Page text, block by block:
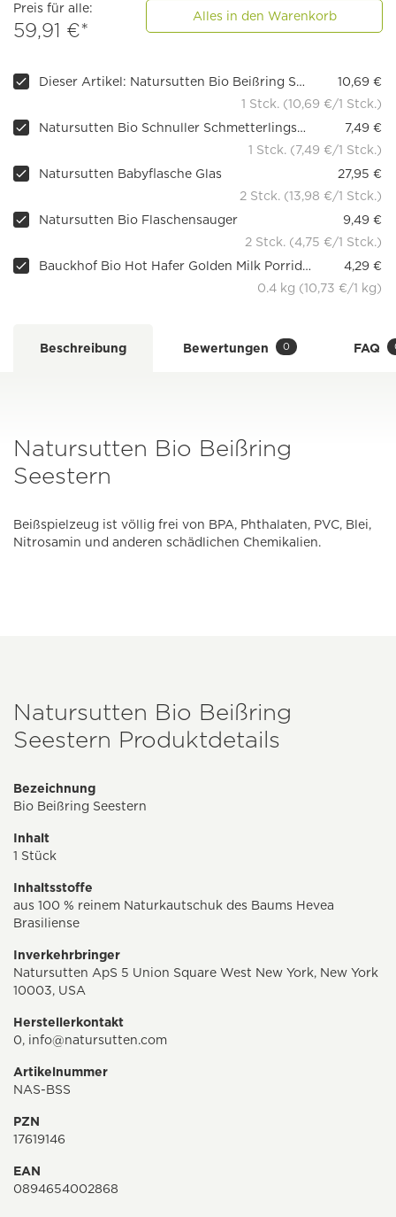
Preis für alle:
59,91 €*
Alles in den Warenkorb
Dieser Artikel: Natursutten Bio Beißring Seestern
10,69 €
1 Stck. (10,69 €/1 Stck.)
Natursutten Bio Schnuller Schmetterlingsschild, kiefergerecht
7,49 €
1 Stck. (7,49 €/1 Stck.)
Natursutten Babyflasche Glas
27,95 €
2 Stck. (13,98 €/1 Stck.)
Natursutten Bio Flaschensauger
9,49 €
2 Stck. (4,75 €/1 Stck.)
Bauckhof Bio Hot Hafer Golden Milk Porridge, 400g
4,29 €
0.4 kg (10,73 €/1 kg)
Beschreibung Bewertungen 0 FAQ
Natursutten Bio Beißring
Seestern
Beißspielzeug ist völlig frei von BPA, Phthalaten, PVC, Blei,
Nitrosamin und anderen schädlichen Chemikalien.
Natursutten Bio Beißring
Seestern Produktdetails
Bezeichnung
Bio Beißring Seestern
Inhalt
1 Stück
Inhaltsstoffe
aus 100 % reinem Naturkautschuk des Baums Hevea
Brasiliense
Inverkehrbringer
Natursutten ApS 5 Union Square West New York, New York
10003, USA
Herstellerkontakt
0, info@natursutten.com
Artikelnummer
NAS-BSS
PZN
17619146
EAN
0894654002868